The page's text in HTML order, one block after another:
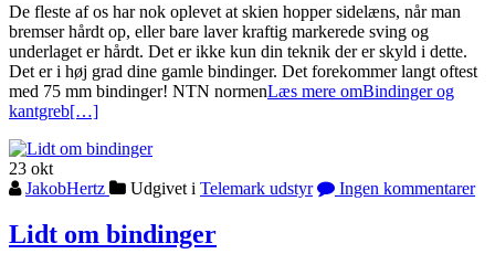
De fleste af os har nok oplevet at skien hopper sidelæns, når man
bremser hårdt op, eller bare laver kraftig markerede sving og
underlaget er hårdt. Det er ikke kun din teknik der er skyld i dette.
Det er i høj grad dine gamle bindinger. Det forekommer langt oftest
med 75 mm bindinger! NTN normenLæs mere omBindinger og
kantgreb[…]
23 okt
JakobHertz
Udgivet i Telemark udstyr Ingen kommentarer
Lidt om bindinger